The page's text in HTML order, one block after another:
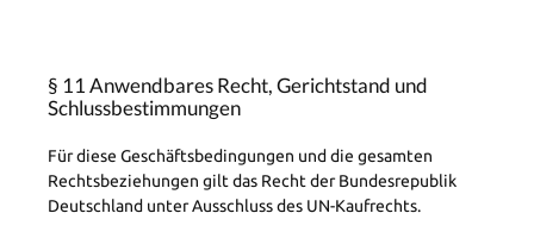
§ 11 Anwendbares Recht, Gerichtstand und
Schlussbestimmungen
Für diese Geschäftsbedingungen und die gesamten
Rechtsbeziehungen gilt das Recht der Bundesrepublik
Deutschland unter Ausschluss des UN-Kaufrechts.